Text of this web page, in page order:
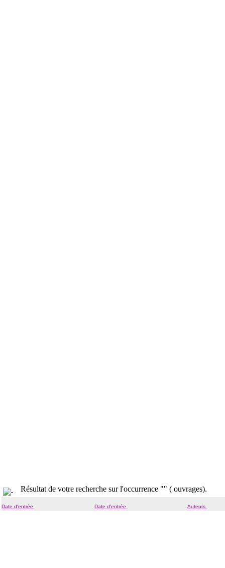
Résultat de votre recherche sur l'occurrence "" ( ouvrages).
Date d'entrée Date d'entrée Auteurs